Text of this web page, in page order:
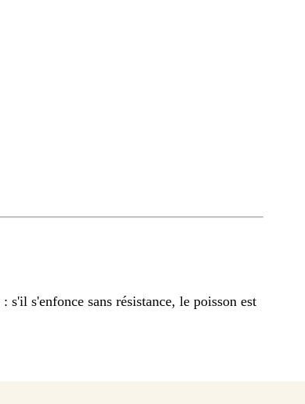
s'enfonce sans résistance, le poisson est